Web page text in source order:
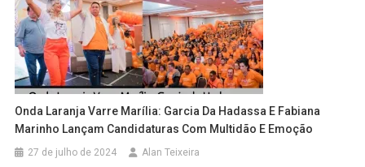
Onda Laranja Varre Marília: Garcia Da Hadassa E Fabiana
Marinho Lançam Candidaturas Com Multidão E Emoção
27 de julho de 2024 Alan Teixeira